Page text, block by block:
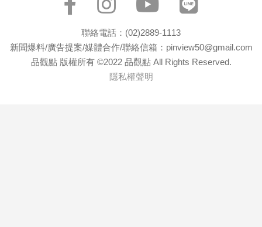
點】
聯絡電話：(02)2889-1113
新聞爆料/廣告提案/媒體合作/聯絡信箱：pinview50@gmail.com
品觀點 版權所有 ©2022 品觀點 All Rights Reserved.
隱私權聲明